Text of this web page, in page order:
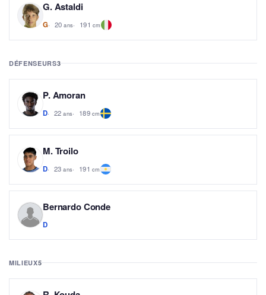
G. Astaldi
G 20 ans 191 cm
DÉFENSEURS3
P. Amoran
D 22 ans 189 cm
M. Troilo
D 23 ans 191 cm
Bernardo Conde
D
MILIEUX5